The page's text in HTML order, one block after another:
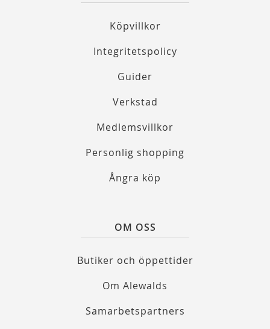
Köpvillkor
Integritetspolicy
Guider
Verkstad
Medlemsvillkor
Personlig shopping
Ångra köp
OM OSS
Butiker och öppettider
Om Alewalds
Samarbetspartners